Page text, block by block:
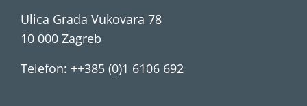
Ulica Grada Vukovara 78
10 000 Zagreb
Telefon: ++385 (0)1 6106 692